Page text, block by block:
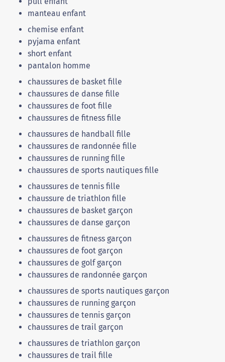
manteau enfant
chemise enfant
pyjama enfant
short enfant
pantalon homme
chaussures de basket fille
chaussures de danse fille
chaussures de foot fille
chaussures de fitness fille
chaussures de handball fille
chaussures de randonnée fille
chaussures de running fille
chaussures de sports nautiques fille
chaussures de tennis fille
chaussure de triathlon fille
chaussures de basket garçon
chaussures de danse garçon
chaussures de fitness garçon
chaussures de foot garçon
chaussures de golf garçon
chaussures de randonnée garçon
chaussures de sports nautiques garçon
chaussures de running garçon
chaussures de tennis garçon
chaussures de trail garçon
chaussures de triathlon garçon
chaussures de trail fille